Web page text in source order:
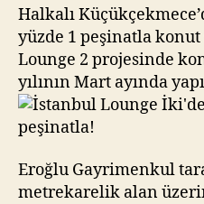
Halkalı
yüzde 1 peşinatla
Lounge 2 projesinde
yılının Mart ayında
Eroğlu Gayrimenkul
metrekarelik alan